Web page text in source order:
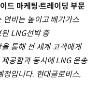
드 마케팅∙트레이딩 부문
연비는 높이고 배기가스
LNG선박 중
통해 전 세계 고객에게
공함과 동시에 LNG 운송
입니다. 현대글로비스,